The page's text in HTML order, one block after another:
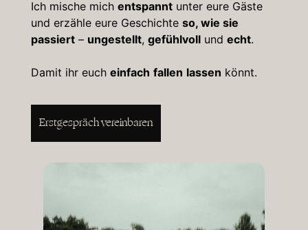
Ich mische mich entspanntunter eure Gäste
und erzähle eure Geschichte so, wie sie
passiert– ungestellt, gefühlvollund echt.
Damit ihr euch einfach fallen lassen könnt.
Erstgespräch vereinbaren